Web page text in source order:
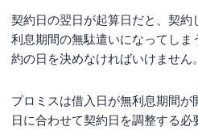
契約日の翌日が起算日だと、契
利息期間の無駄遣いになってしま
約の日を決めなければいけません。
プロミスは借入日が無利息期間
日に合わせて契約日を調整する必